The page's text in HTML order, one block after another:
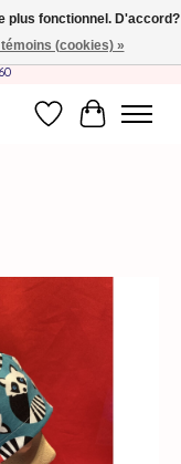
BE & NL
Liste dePanier
plus fonctionnel. D'accord?
(cookies) »